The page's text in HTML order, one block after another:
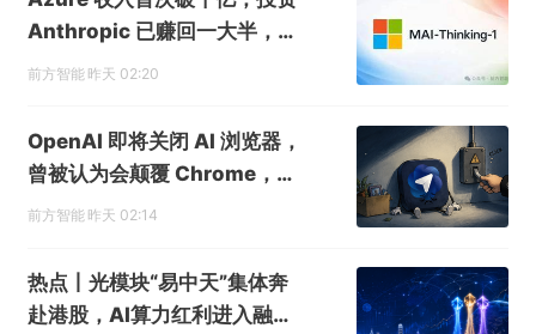
Anthropic 已赚回一大半，市
值单日增长 4500 亿，微软财
前方智能 昨天 02:20
OpenAI 即将关闭 AI 浏览器，
曾被认为会颠覆 Chrome，但
可能从一开始就做错了
前方智能 昨天 02:14
热点丨光模块“易中天”集体奔
赴港股，AI算力红利进入融资